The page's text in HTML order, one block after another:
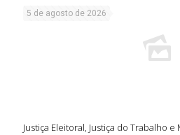
5 de agosto de 2026
Justiça Eleitoral, Justiça do Trabalho